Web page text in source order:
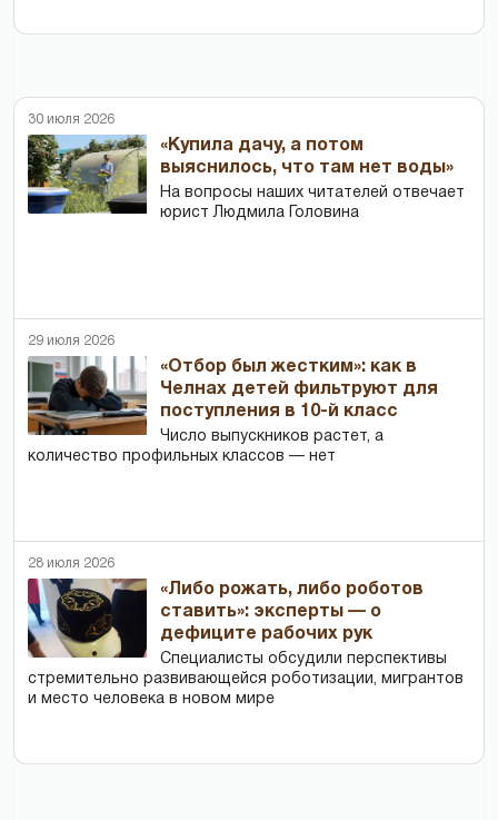
30 июля 2026
«Купила дачу, а потом
выяснилось, что там нет воды»
На вопросы наших читателей отвечает
юрист Людмила Головина
29 июля 2026
«Отбор был жестким»: как в
Челнах детей фильтруют для
поступления в 10-й класс
Число выпускников растет, а
количество профильных классов — нет
28 июля 2026
«Либо рожать, либо роботов
ставить»: эксперты — о
дефиците рабочих рук
Специалисты обсудили перспективы
стремительно развивающейся роботизации, мигрантов
и место человека в новом мире